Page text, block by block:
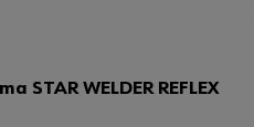
WELDER REFLEX